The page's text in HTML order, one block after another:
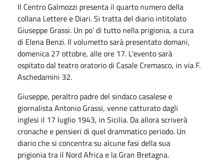
Il Centro Galmozzi presenta il quarto numero della
collana Lettere e Diari. Si tratta del diario intitolato
Giuseppe Grassi. Un po’ di tutto nella prigionia, a cura
di Elena Benzi. Il volumetto sarà presentato domani,
domenica 27 ottobre, alle ore 17. L’evento sarà
ospitato dal teatro oratorio di Casale Cremasco, in via F.
Aschedamini 32.
Giuseppe, peraltro padre del sindaco casalese e
giornalista Antonio Grassi, venne catturato dagli
inglesi il 17 luglio 1943, in Sicilia. Da allora scriverà
cronache e pensieri di quel drammatico periodo. Un
diario che si concentra su alcune fasi della sua
prigionia tra il Nord Africa e la Gran Bretagna.